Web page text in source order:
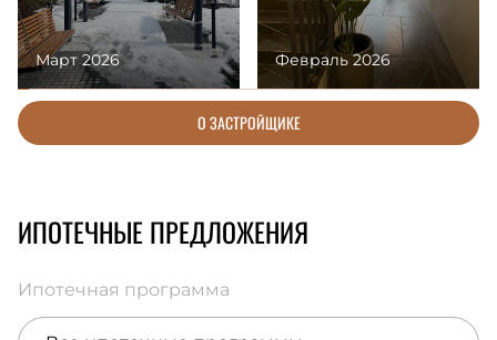
Март 2026 Февраль 2026
О ЗАСТРОЙЩИКЕ
ИПОТЕЧНЫЕ ПРЕДЛОЖЕНИЯ
Ипотечная программа